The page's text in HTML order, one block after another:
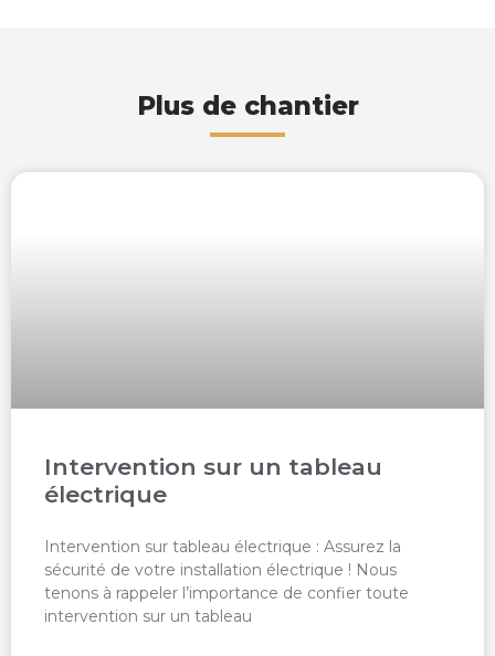
Plus de chantier
Intervention sur un tableau
électrique
Intervention sur tableau électrique : Assurez la
sécurité de votre installation électrique ! Nous
tenons à rappeler l’importance de confier toute
intervention sur un tableau